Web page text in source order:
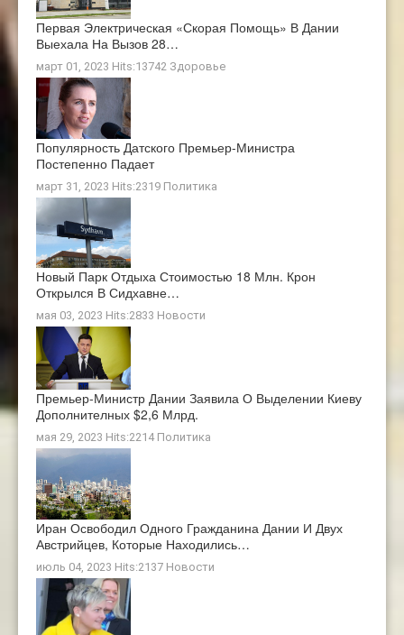
Первая Электрическая «скорая Помощь» В Дании
Выехала На Вызов 28…
март 01, 2023 Hits:13742 Здоровье
Популярность Датского Премьер-Министра
Постепенно Падает
март 31, 2023 Hits:2319 Политика
Новый Парк Отдыха Стоимостью 18 Млн. Крон
Открылся В Сидхавне…
мая 03, 2023 Hits:2833 Новости
Премьер-Министр Дании Заявила О Выделении Киеву
Дополнителных $2,6 Млрд.
мая 29, 2023 Hits:2214 Политика
Иран Освободил Одного Гражданина Дании И Двух
Австрийцев, Которые Находились…
июль 04, 2023 Hits:2137 Новости